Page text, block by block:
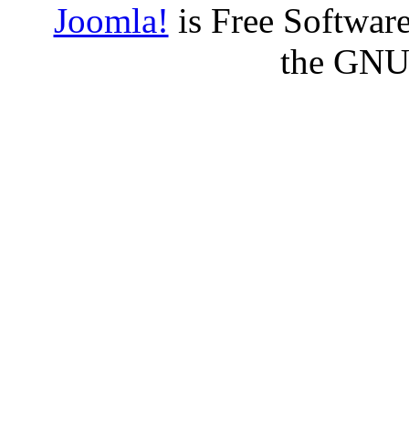
Joomla! is Free
the